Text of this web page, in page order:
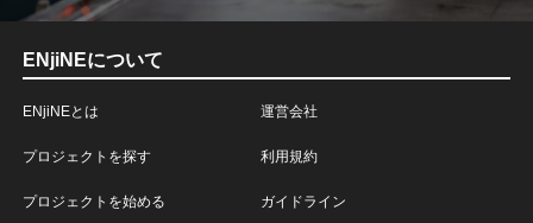
ENjiNEについて
ENjiNEとは
プロジェクトを探す
プロジェクトを始める
運営会社
利用規約
ガイドライン